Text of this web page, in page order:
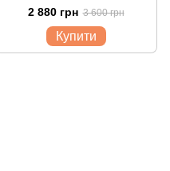
2 880 грн 3 600 грн
Купити